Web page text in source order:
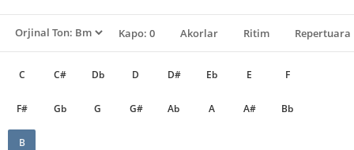
Kapo: 0 Akorlar Ritim Repertuara
C C# Db D D# Eb E F
F# Gb G G# Ab A A# Bb
B